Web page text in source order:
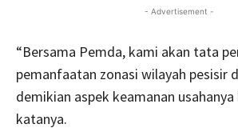
- Advertisement -
“Bersama Pemda, kami akan tata
pemanfaatan zonasi wilayah pesisir
demikian aspek keamanan
katanya.